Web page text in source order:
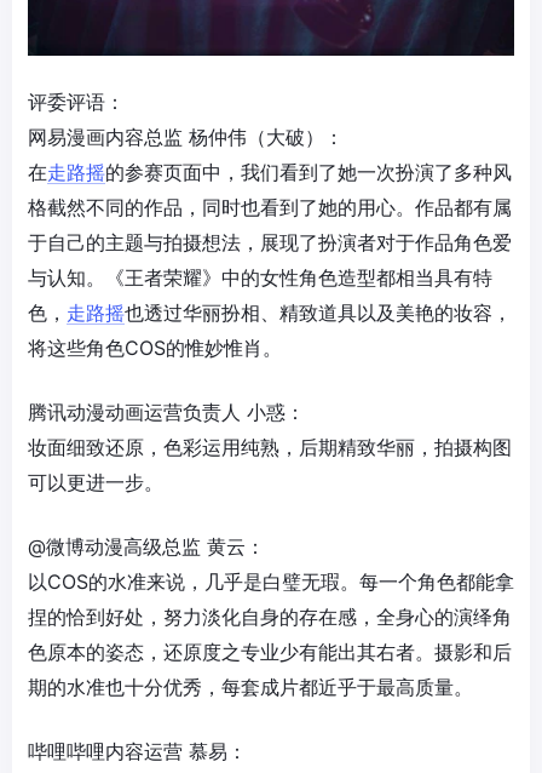
评委评语：
网易漫画内容总监 杨仲伟（大破）：
在走路摇的参赛页面中，我们看到了她一次扮演了多种风
格截然不同的作品，同时也看到了她的用心。作品都有属
于自己的主题与拍摄想法，展现了扮演者对于作品角色爱
与认知。《王者荣耀》中的女性角色造型都相当具有特
色， 走路摇也透过华丽扮相、精致道具以及美艳的妆容，
将这些角色COS的惟妙惟肖。
腾讯动漫动画运营负责人 小惑：
妆面细致还原，色彩运用纯熟，后期精致华丽，拍摄构图
可以更进一步。
@微博动漫高级总监 黄云：
以COS的水准来说，几乎是白璧无瑕。每一个角色都能拿
捏的恰到好处，努力淡化自身的存在感，全身心的演绎角
色原本的姿态，还原度之专业少有能出其右者。摄影和后
期的水准也十分优秀，每套成片都近乎于最高质量。
哔哩哔哩内容运营 慕易：